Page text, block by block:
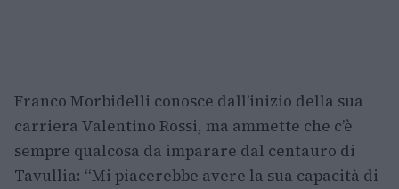
Franco Morbidelli conosce dall’inizio della sua
carriera Valentino Rossi, ma ammette che c’è
sempre qualcosa da imparare dal centauro di
Tavullia: “Mi piacerebbe avere la sua capacità di